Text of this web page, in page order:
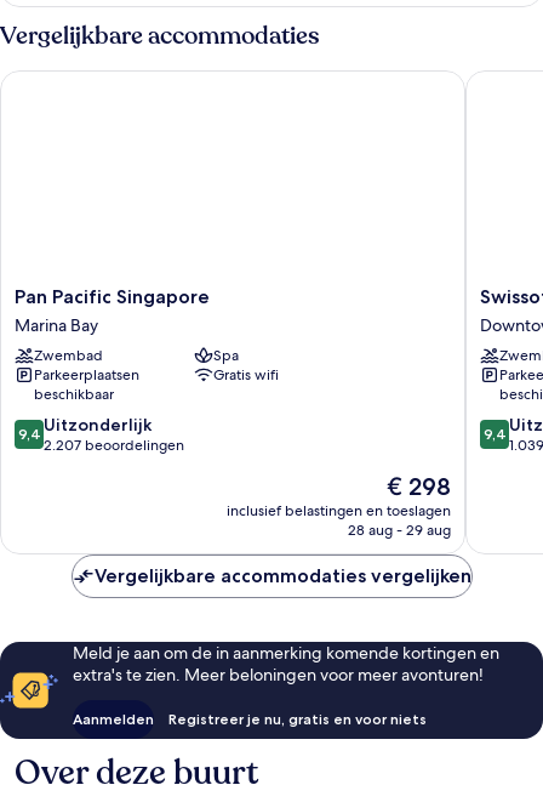
Vergelijkbare accommodaties
Pan
Pacific
Singapore
Marina
Bay
Pan Pacific Singapore
Marina Bay
Zwembad
Spa
Parkeerplaatsen
beschikbaar
Gratis wifi
9.4
van
9,4 Uitzonderlijk
2.207 beoordelingen
De
prijs
is
€ 298
inclusief belastingen en toeslagen
28 aug - 29 aug
Pan Pacific Singapore
The
9.4
van
9,4
Vergelijkbare accommodaties vergelijken
Meld je aan om de in aanmerking komende kortingen en
extra's te zien. Meer beloningen voor meer avonturen!
Aanmelden Registreer je nu, gratis en voor niets
Over deze buurt